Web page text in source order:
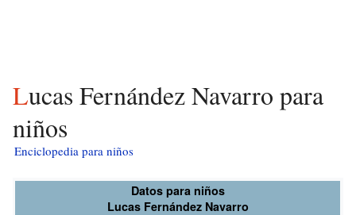
Lucas Fernández Navarro para
niños
Enciclopedia para niños
Datos para niños
Lucas Fernández Navarro